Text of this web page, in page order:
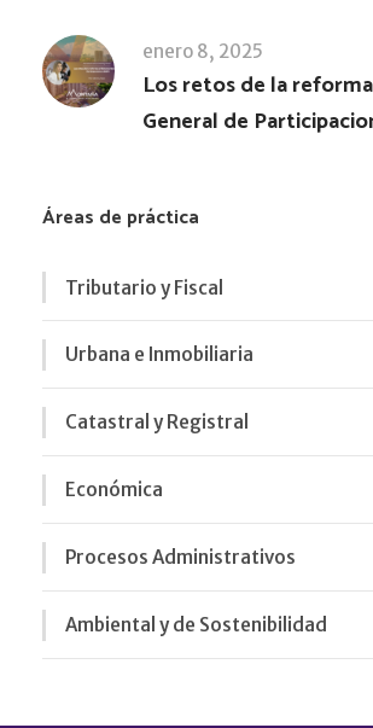
enero 8, 2025
Los retos de la
General de
Áreas de práctica
Tributario y Fiscal
Urbana e Inmobiliaria
Catastral y Registral
Económica
Procesos Administrativos
Ambiental y de Sostenibilidad